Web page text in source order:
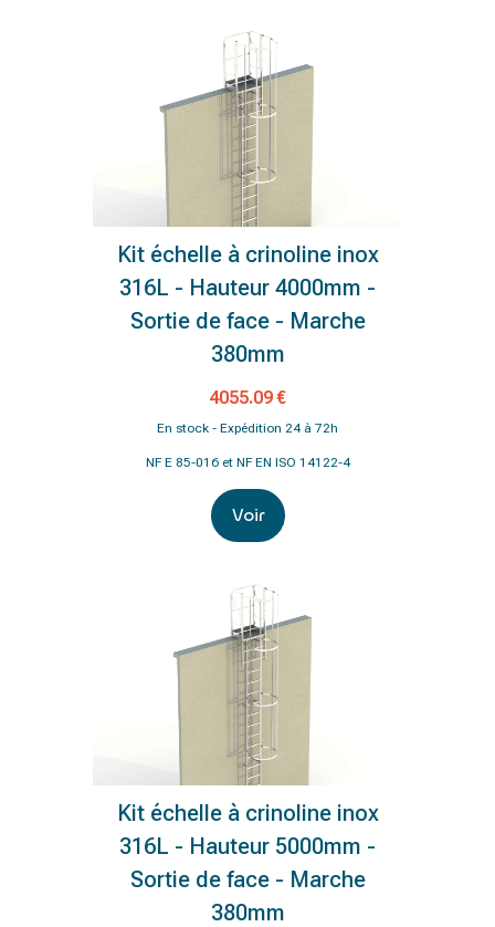
Kit échelle à crinoline inox
316L - Hauteur 4000mm -
Sortie de face - Marche
380mm
4055.09 €
En stock - Expédition 24 à 72h
NF E 85-016 et NF EN ISO 14122-4
Voir
Kit échelle à crinoline inox
316L - Hauteur 5000mm -
Sortie de face - Marche
380mm